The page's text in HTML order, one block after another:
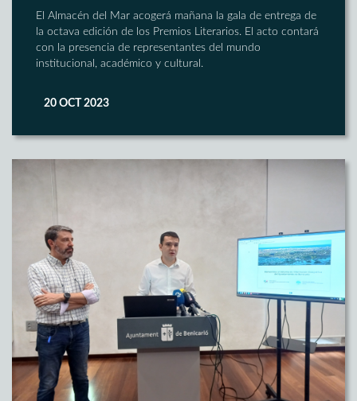
El Almacén del Mar acogerá mañana la gala de entrega de
la octava edición de los Premios Literarios. El acto contará
con la presencia de representantes del mundo
institucional, académico y cultural.
20 OCT 2023